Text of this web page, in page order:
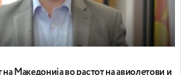
Македонија во растот на авиолетови и